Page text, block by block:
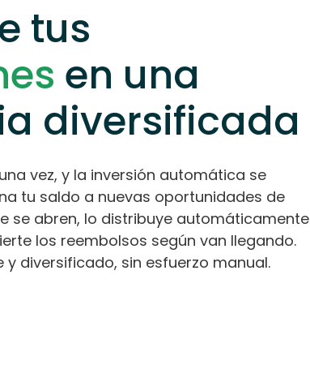
tus
en una
diversificada
vez, y la inversión automática se
tu saldo a nuevas oportunidades de
se abren, lo distribuye automáticamente
los reembolsos según van llegando.
y diversificado, sin esfuerzo manual.